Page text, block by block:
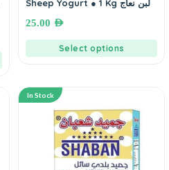
Sheep Yogurt ● 1 Kg لبن نعاج
25.00 AED
Select options
In Stock